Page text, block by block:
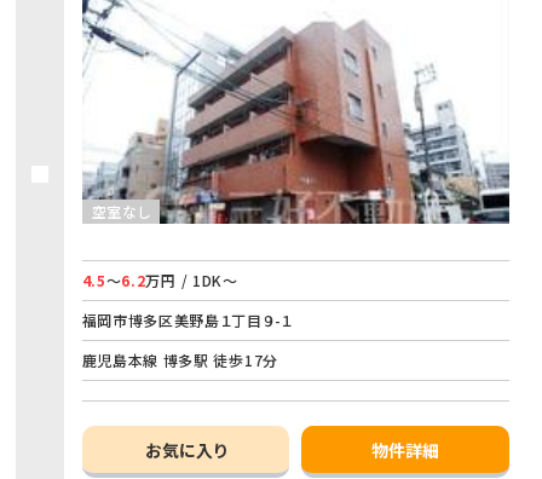
空室なし
4.5～6.2万円 / 1DK～
福岡市博多区美野島１丁目９-１
鹿児島本線 博多駅 徒歩17分
お気に入り 物件詳細